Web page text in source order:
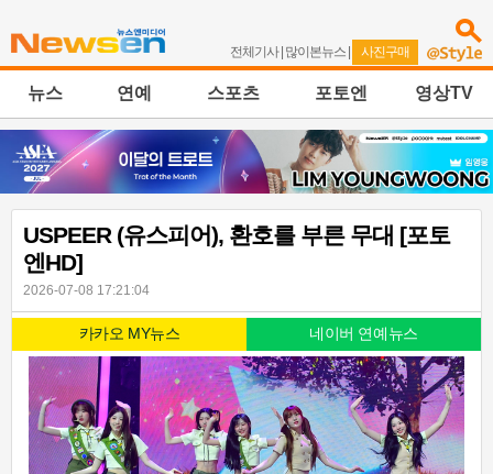
전체기사| 많이본뉴스 | 사진구매
뉴스 연예 스포츠 포토엔 영상TV
USPEER (유스피어), 환호를 부른 무대 [포토
엔HD]
2026-07-08 17:21:04
카카오 MY뉴스 네이버 연예뉴스